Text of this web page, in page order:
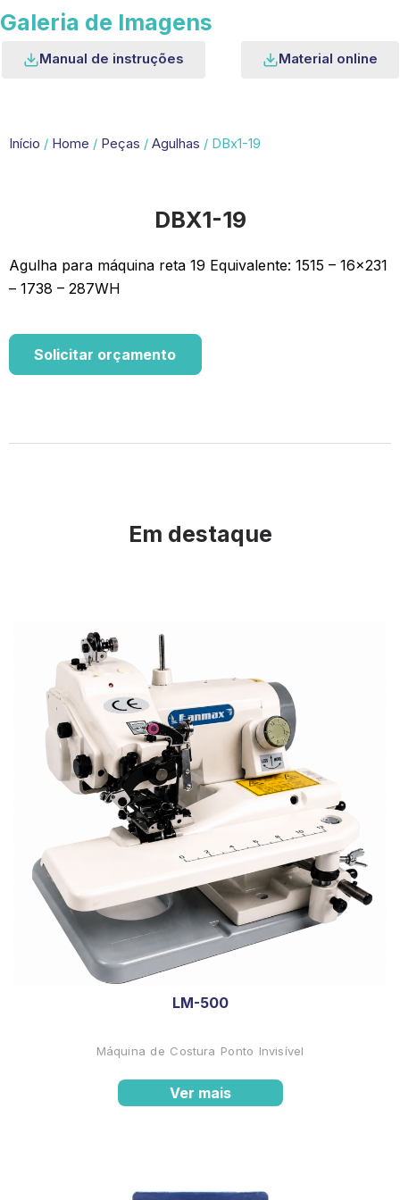
Galeria de Imagens
Manual de instruções Material online
Início / Home / Peças / Agulhas / DBx1-19
DBX1-19
Agulha para máquina reta 19 Equivalente: 1515 – 16×231
– 1738 – 287WH
Solicitar orçamento
Em destaque
LM-500
Máquina de Costura Ponto Invisível
Ver mais